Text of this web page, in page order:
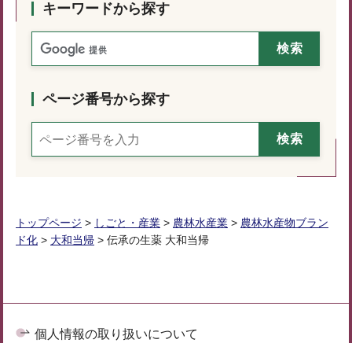
キーワードから探す
ページ番号から探す
トップページ > しごと・産業 > 農林水産業 > 農林水産物ブラン
ド化 > 大和当帰 > 伝承の生薬 大和当帰
個人情報の取り扱いについて